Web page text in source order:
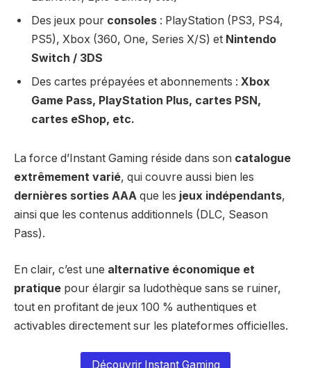
Des jeux pour consoles : PlayStation (PS3, PS4,
PS5), Xbox (360, One, Series X/S) et Nintendo
Switch / 3DS
Des cartes prépayées et abonnements : Xbox
Game Pass, PlayStation Plus, cartes PSN,
cartes eShop, etc.
La force d’Instant Gaming réside dans son catalogue
extrêmement varié, qui couvre aussi bien les
dernières sorties AAA que les jeux indépendants,
ainsi que les contenus additionnels (DLC, Season
Pass).
En clair, c’est une alternative économique et
pratique pour élargir sa ludothèque sans se ruiner,
tout en profitant de jeux 100 % authentiques et
activables directement sur les plateformes officielles.
Découvrir Instant Gaming